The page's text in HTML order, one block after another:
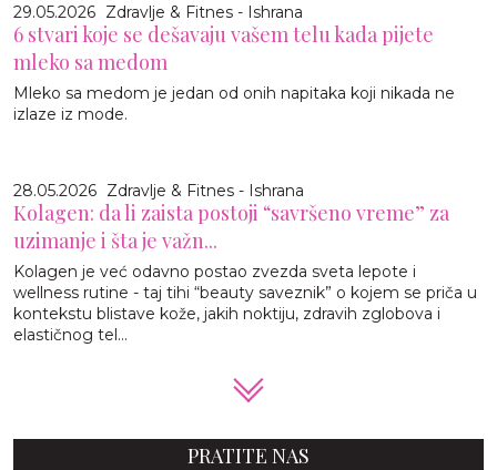
29.05.2026 Zdravlje & Fitnes - Ishrana
6 stvari koje se dešavaju vašem telu kada pijete
mleko sa medom
Mleko sa medom je jedan od onih napitaka koji nikada ne
izlaze iz mode.
28.05.2026 Zdravlje & Fitnes - Ishrana
Kolagen: da li zaista postoji “savršeno vreme” za
uzimanje i šta je važn...
Kolagen je već odavno postao zvezda sveta lepote i
wellness rutine - taj tihi “beauty saveznik” o kojem se priča u
kontekstu blistave kože, jakih noktiju, zdravih zglobova i
elastičnog tel...
PRATITE NAS